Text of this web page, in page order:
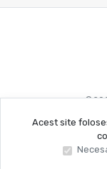
©
Acest site